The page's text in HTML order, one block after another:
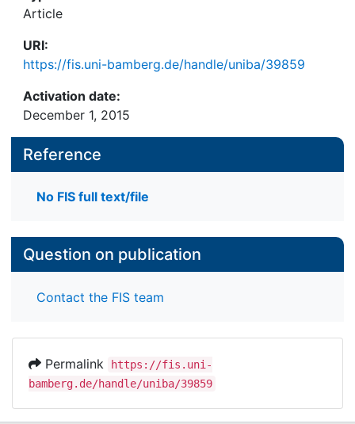
Article
URI:
https://fis.uni-bamberg.de/handle/uniba/39859
Activation date:
December 1, 2015
Reference
No FIS full text/file
Question on publication
Contact the FIS team
Permalink
https://fis.uni-
bamberg.de/handle/uniba/39859